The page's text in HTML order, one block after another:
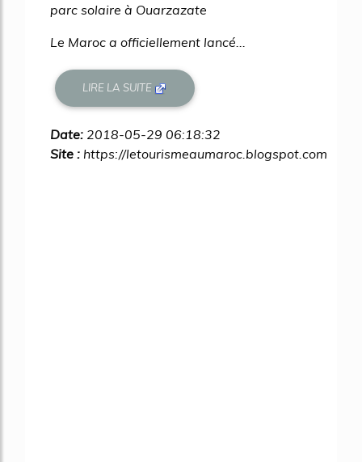
parc solaire à Ouarzazate
Le Maroc a officiellement lancé...
LIRE LA SUITE
Date: 2018-05-29 06:18:32
Site : https://letourismeaumaroc.blogspot.com